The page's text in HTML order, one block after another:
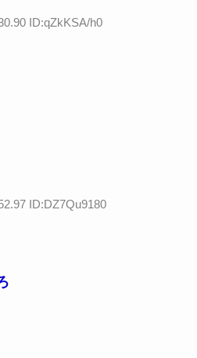
ID:qZkKSA/h0
ID:DZ7Qu9180